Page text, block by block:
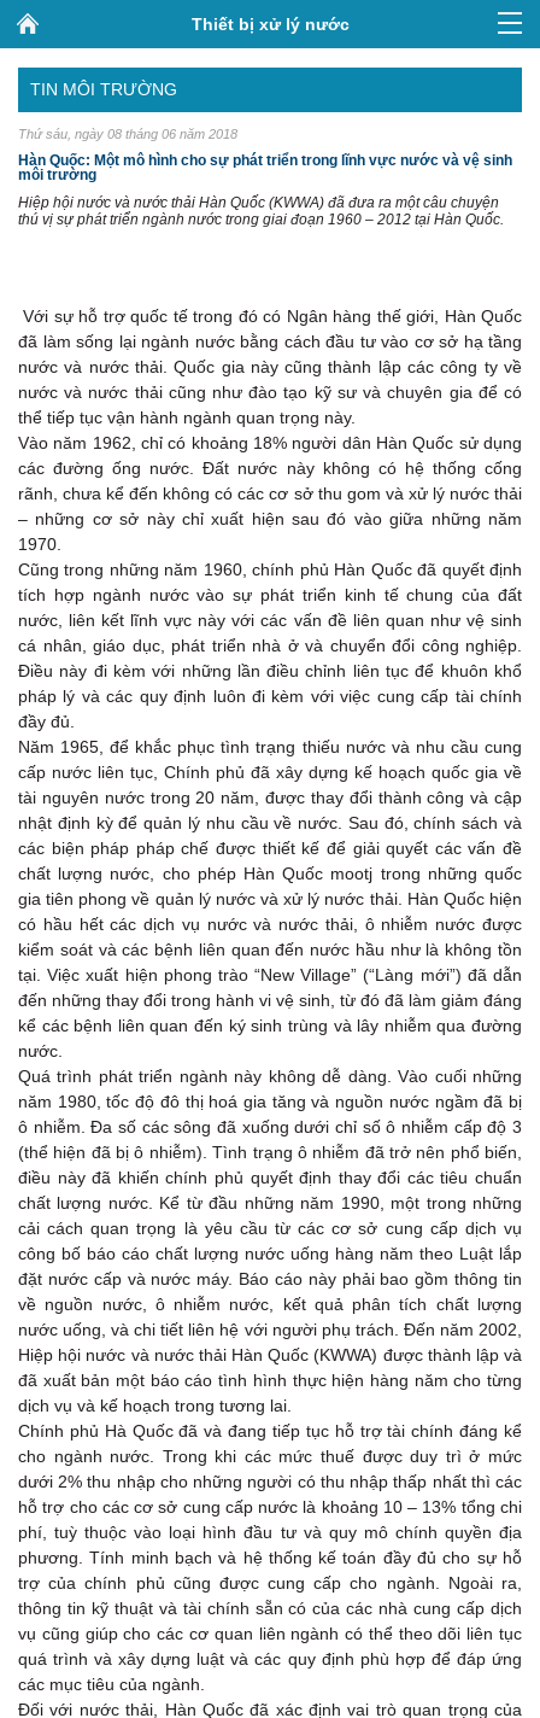
Thiết bị xử lý nước
TIN MÔI TRƯỜNG
Thứ sáu, ngày 08 tháng 06 năm 2018
Hàn Quốc: Một mô hình cho sự phát triển trong lĩnh vực nước và vệ sinh
môi trường
Hiệp hội nước và nước thải Hàn Quốc (KWWA) đã đưa ra một câu chuyện
thú vị sự phát triển ngành nước trong giai đoạn 1960 – 2012 tại Hàn Quốc.
Với sự hỗ trợ quốc tế trong đó có Ngân hàng thế giới, Hàn Quốc
đã làm sống lại ngành nước bằng cách đầu tư vào cơ sở hạ tầng
nước và nước thải. Quốc gia này cũng thành lập các công ty về
nước và nước thải cũng như đào tạo kỹ sư và chuyên gia để có
thể tiếp tục vận hành ngành quan trọng này.
Vào năm 1962, chỉ có khoảng 18% người dân Hàn Quốc sử dụng
các đường ống nước. Đất nước này không có hệ thống cống
rãnh, chưa kể đến không có các cơ sở thu gom và xử lý nước thải
– những cơ sở này chỉ xuất hiện sau đó vào giữa những năm
1970.
Cũng trong những năm 1960, chính phủ Hàn Quốc đã quyết định
tích hợp ngành nước vào sự phát triển kinh tế chung của đất
nước, liên kết lĩnh vực này với các vấn đề liên quan như vệ sinh
cá nhân, giáo dục, phát triển nhà ở và chuyển đổi công nghiệp.
Điều này đi kèm với những lần điều chỉnh liên tục để khuôn khổ
pháp lý và các quy định luôn đi kèm với việc cung cấp tài chính
đầy đủ.
Năm 1965, để khắc phục tình trạng thiếu nước và nhu cầu cung
cấp nước liên tục, Chính phủ đã xây dựng kế hoạch quốc gia về
tài nguyên nước trong 20 năm, được thay đổi thành công và cập
nhật định kỳ để quản lý nhu cầu về nước. Sau đó, chính sách và
các biện pháp pháp chế được thiết kế để giải quyết các vấn đề
chất lượng nước, cho phép Hàn Quốc mootj trong những quốc
gia tiên phong về quản lý nước và xử lý nước thải. Hàn Quốc hiện
có hầu hết các dịch vụ nước và nước thải, ô nhiễm nước được
kiểm soát và các bệnh liên quan đến nước hầu như là không tồn
tại. Việc xuất hiện phong trào “New Village” (“Làng mới”) đã dẫn
đến những thay đổi trong hành vi vệ sinh, từ đó đã làm giảm đáng
kể các bệnh liên quan đến ký sinh trùng và lây nhiễm qua đường
nước.
Quá trình phát triển ngành này không dễ dàng. Vào cuối những
năm 1980, tốc độ đô thị hoá gia tăng và nguồn nước ngầm đã bị
ô nhiễm. Đa số các sông đã xuống dưới chỉ số ô nhiễm cấp độ 3
(thể hiện đã bị ô nhiễm). Tình trạng ô nhiễm đã trở nên phổ biến,
điều này đã khiến chính phủ quyết định thay đổi các tiêu chuẩn
chất lượng nước. Kể từ đầu những năm 1990, một trong những
cải cách quan trọng là yêu cầu từ các cơ sở cung cấp dịch vụ
công bố báo cáo chất lượng nước uống hàng năm theo Luật lắp
đặt nước cấp và nước máy. Báo cáo này phải bao gồm thông tin
về nguồn nước, ô nhiễm nước, kết quả phân tích chất lượng
nước uống, và chi tiết liên hệ với người phụ trách. Đến năm 2002,
Hiệp hội nước và nước thải Hàn Quốc (KWWA) được thành lập và
đã xuất bản một báo cáo tình hình thực hiện hàng năm cho từng
dịch vụ và kế hoạch trong tương lai.
Chính phủ Hà Quốc đã và đang tiếp tục hỗ trợ tài chính đáng kể
cho ngành nước. Trong khi các mức thuế được duy trì ở mức
dưới 2% thu nhập cho những người có thu nhập thấp nhất thì các
hỗ trợ cho các cơ sở cung cấp nước là khoảng 10 – 13% tổng chi
phí, tuỳ thuộc vào loại hình đầu tư và quy mô chính quyền địa
phương. Tính minh bạch và hệ thống kế toán đầy đủ cho sự hỗ
trợ của chính phủ cũng được cung cấp cho ngành. Ngoài ra,
thông tin kỹ thuật và tài chính sẵn có của các nhà cung cấp dịch
vụ cũng giúp cho các cơ quan liên ngành có thể theo dõi liên tục
quá trình và xây dựng luật và các quy định phù hợp để đáp ứng
các mục tiêu của ngành.
Đối với nước thải, Hàn Quốc đã xác định vai trò quan trọng của